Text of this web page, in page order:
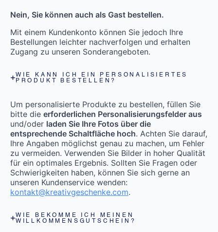
Nein, Sie können auch als Gast bestellen.
Mit einem Kundenkonto können Sie jedoch Ihre
Bestellungen leichter nachverfolgen und erhalten
Zugang zu unseren Sonderangeboten.
WIE KANN ICH EIN PERSONALISIERTES
PRODUKT BESTELLEN?
Um personalisierte Produkte zu bestellen, füllen Sie
bitte die erforderlichen Personalisierungsfelder aus
und/oder laden Sie Ihre Fotos über die
entsprechende Schaltfläche hoch. Achten Sie darauf,
Ihre Angaben möglichst genau zu machen, um Fehler
zu vermeiden. Verwenden Sie Bilder in hoher Qualität
für ein optimales Ergebnis. Sollten Sie Fragen oder
Schwierigkeiten haben, können Sie sich gerne an
unseren Kundenservice wenden:
kontakt@kreativgeschenke.com.
WIE BEKOMME ICH MEINEN
WILLKOMMENSGUTSCHEIN?